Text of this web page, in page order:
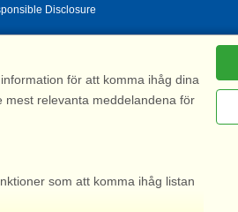
Disclosure
| Sverige
för att komma ihåg dina
mest relevanta meddelandena för
som att komma ihåg listan